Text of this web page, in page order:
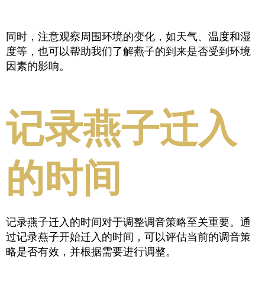
同时，注意观察周围环境的变化，如天气、温度和湿
度等，也可以帮助我们了解燕子的到来是否受到环境
因素的影响。
记录燕子迁入
的时间
记录燕子迁入的时间对于调整调音策略至关重要。通
过记录燕子开始迁入的时间，可以评估当前的调音策
略是否有效，并根据需要进行调整。